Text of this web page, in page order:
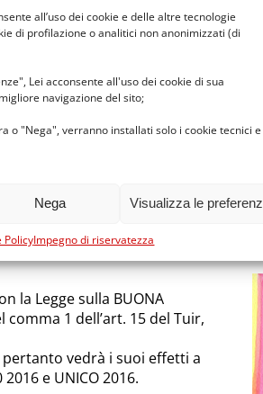
all’uso dei cookie e delle altre tecnologie
di profilazione o analitici non anonimizzati (di
Lei acconsente all'uso dei cookie di sua
navigazione del sito;
o "Nega", verranno installati solo i cookie tecnici e
Nega Visualizza le
PolicyImpegno di riservatezza
diSPAZIO SCUOLA WEB
al periodo gennaio – luglio
della propria
delle novità della finanziaria
per la mensa dei propri figli,
il secondario.
la Legge sulla BUONA
1 dell’art. 15 del Tuir,
vedrà i suoi effetti a
e UNICO 2016.